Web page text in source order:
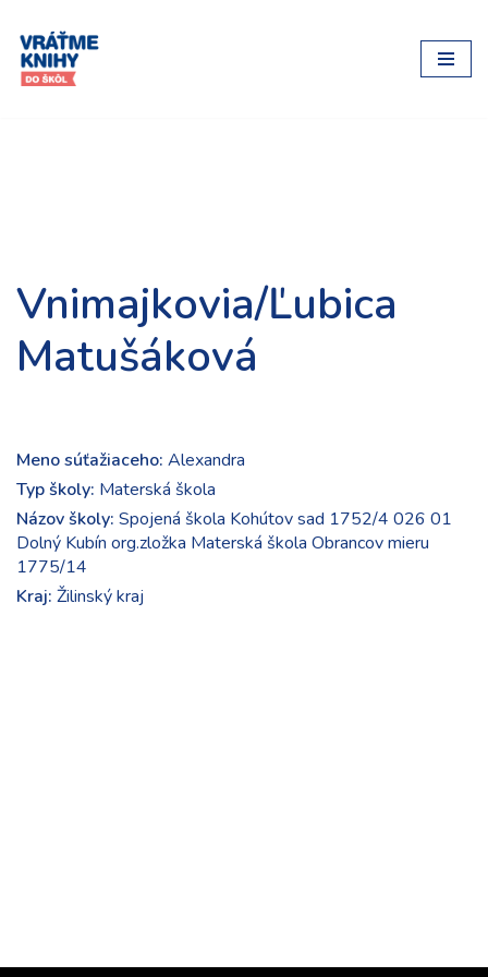
Preskočiť
na
Vnimajkovia/Ľubica
Matušáková
Meno súťažiaceho: Alexandra
Typ školy: Materská škola
Názov školy: Spojená škola Kohútov sad 1752/4 026 01
Dolný Kubín org.zložka Materská škola Obrancov mieru
1775/14
Kraj: Žilinský kraj